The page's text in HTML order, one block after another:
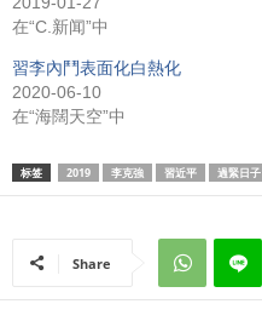
在“C.新闻”中
習李內鬥表面化白熱化
2020-06-10
在“海闊天空”中
标签 2019 李克強 習近平 過緊日子
Share